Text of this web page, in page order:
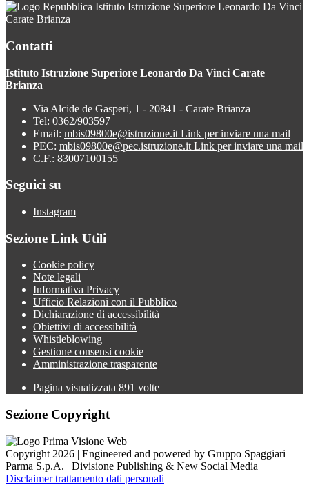
Istituto Istruzione Superiore Leonardo Da Vinci
Carate Brianza
Contatti
Istituto Istruzione Superiore Leonardo Da Vinci Carate
Brianza
Via Alcide de Gasperi, 1 - 20841 - Carate Brianza
Tel: 0362/903597
Email: mbis09800e@istruzione.it Link per inviare una mail
PEC: mbis09800e@pec.istruzione.it Link per inviare una mail
C.F.: 83007100155
Seguici su
Instagram
Sezione Link Utili
Cookie policy
Note legali
Informativa Privacy
Ufficio Relazioni con il Pubblico
Dichiarazione di accessibilità
Obiettivi di accessibilità
Whistleblowing
Gestione consensi cookie
Amministrazione trasparente
Pagina visualizzata 891 volte
Sezione Copyright
Copyright 2026 | Engineered and powered by Gruppo Spaggiari
Parma S.p.A. | Divisione Publishing & New Social Media
Disclaimer trattamento dati personali